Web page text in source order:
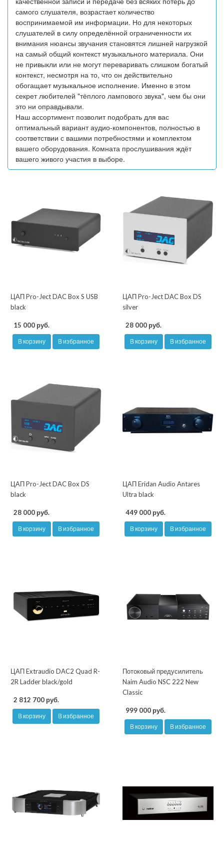
самого слушателя, возрастает количество
воспринимаемой им информации. Но для некоторых
слушателей в силу определённой ограниченности их
внимания нюансы звучания становятся лишней нагрузкой
на самый общий контекст музыкального материала. Они
не привыкли или не могут переваривать слишком богатый
контекст, несмотря на то, что он действительно
обогащает музыкальное исполнение. Именно в этом
секрет любителей "тёплого лампового звука", чем бы они
это ни оправдывали.
Наш ассортимент позволит подобрать для вас
оптимальный вариант аудио-компонентов, полностью в
соответствии с вашими потребностями и комплектом
вашего оборудования. Комната прослушивания ждёт
вашего живого участия в выборе.
ЦАП Pro-Ject DAC Box S USB
black
15 000 руб.
В корзину В избранное
ЦАП Pro-Ject DAC Box DS
silver
28 000 руб.
В корзину В избранное
ЦАП Pro-Ject DAC Box DS
black
28 000 руб.
В корзину В избранное
ЦАП Eridan Audio Antares
Ultra black
449 000 руб.
В корзину В избранное
ЦАП Extraudio DAC2 Quad R-
2R Ladder black/gold
2 812 700 руб.
В корзину В избранное
Потоковый предусилитель
Naim Audio NSC 222 New
Classic
999 000 руб.
В корзину В избранное